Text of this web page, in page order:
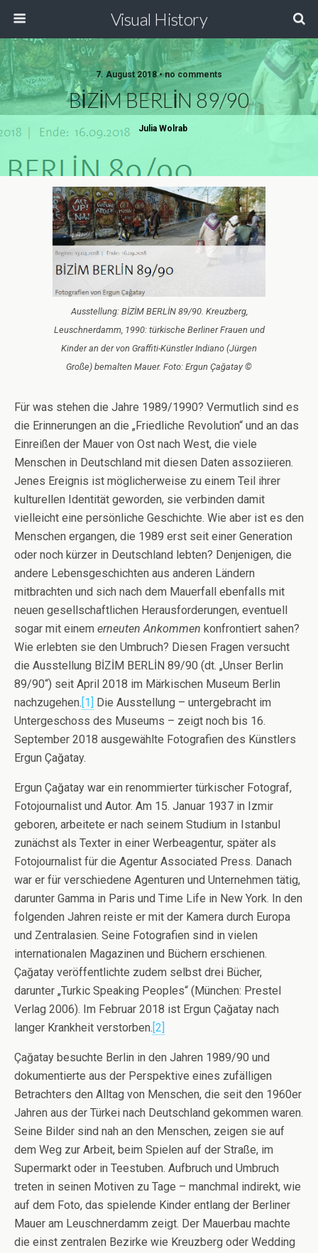
Visual History
7. August 2018 • no comments
BİZİM BERLİN 89/90
Julia Wolrab
Ausstellung: BİZİM BERLİN 89/90. Kreuzberg,
Leuschnerdamm, 1990: türkische Berliner Frauen und
Kinder an der von Graffiti-Künstler Indiano (Jürgen
Große) bemalten Mauer. Foto: Ergun Çağatay ©
Für was stehen die Jahre 1989/1990? Vermutlich sind es
die Erinnerungen an die „Friedliche Revolution“ und an das
Einreißen der Mauer von Ost nach West, die viele
Menschen in Deutschland mit diesen Daten assoziieren.
Jenes Ereignis ist möglicherweise zu einem Teil ihrer
kulturellen Identität geworden, sie verbinden damit
vielleicht eine persönliche Geschichte. Wie aber ist es den
Menschen ergangen, die 1989 erst seit einer Generation
oder noch kürzer in Deutschland lebten? Denjenigen, die
andere Lebensgeschichten aus anderen Ländern
mitbrachten und sich nach dem Mauerfall ebenfalls mit
neuen gesellschaftlichen Herausforderungen, eventuell
sogar mit einem erneuten Ankommen konfrontiert sahen?
Wie erlebten sie den Umbruch? Diesen Fragen versucht
die Ausstellung BİZİM BERLİN 89/90 (dt. „Unser Berlin
89/90“) seit April 2018 im Märkischen Museum Berlin
nachzugehen.[1] Die Ausstellung – untergebracht im
Untergeschoss des Museums – zeigt noch bis 16.
September 2018 ausgewählte Fotografien des Künstlers
Ergun Çağatay.
Ergun Çağatay war ein renommierter türkischer Fotograf,
Fotojournalist und Autor. Am 15. Januar 1937 in Izmir
geboren, arbeitete er nach seinem Studium in Istanbul
zunächst als Texter in einer Werbeagentur, später als
Fotojournalist für die Agentur Associated Press. Danach
war er für verschiedene Agenturen und Unternehmen tätig,
darunter Gamma in Paris und Time Life in New York. In den
folgenden Jahren reiste er mit der Kamera durch Europa
und Zentralasien. Seine Fotografien sind in vielen
internationalen Magazinen und Büchern erschienen.
Çağatay veröffentlichte zudem selbst drei Bücher,
darunter „Turkic Speaking Peoples“ (München: Prestel
Verlag 2006). Im Februar 2018 ist Ergun Çağatay nach
langer Krankheit verstorben.[2]
Çağatay besuchte Berlin in den Jahren 1989/90 und
dokumentierte aus der Perspektive eines zufälligen
Betrachters den Alltag von Menschen, die seit den 1960er
Jahren aus der Türkei nach Deutschland gekommen waren.
Seine Bilder sind nah an den Menschen, zeigen sie auf
dem Weg zur Arbeit, beim Spielen auf der Straße, im
Supermarkt oder in Teestuben. Aufbruch und Umbruch
treten in seinen Motiven zu Tage – manchmal indirekt, wie
auf dem Foto, das spielende Kinder entlang der Berliner
Mauer am Leuschnerdamm zeigt. Der Mauerbau machte
die einst zentralen Bezirke wie Kreuzberg oder Wedding